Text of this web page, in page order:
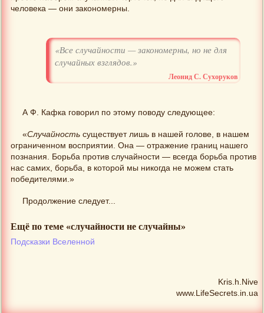
человека — они закономерны.
«Все случайности — закономерны, но не для
случайных взглядов.»
Леонид С. Сухоруков
А Ф. Кафка говорил по этому поводу следующее:
«Случайностьсуществует лишь в нашей голове, в нашем
ограниченном восприятии. Она — отражение границ нашего
познания. Борьба против случайности — всегда борьба против
нас самих, борьба, в которой мы никогда не можем стать
победителями.»
Продолжение следует...
Ещё по теме «случайности не случайны»
Подсказки Вселенной
Kris.h.Nive
www.LifeSecrets.in.ua